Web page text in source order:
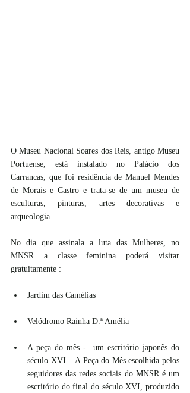
O Museu Nacional Soares dos Reis, antigo Museu
Portuense, está instalado no Palácio dos
Carrancas, que foi residência de Manuel Mendes
de Morais e Castro e trata-se de um museu de
esculturas, pinturas, artes decorativas e
arqueologia.
No dia que assinala a luta das Mulheres, no
MNSR a classe feminina poderá visitar
gratuitamente :
Jardim das Camélias
Velódromo Rainha D.ª Amélia
A peça do mês -  um escritório japonês do
século XVI – A Peça do Mês escolhida pelos
seguidores das redes sociais do MNSR é um
escritório do final do século XVI, produzido